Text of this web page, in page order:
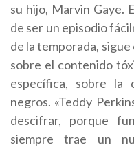
su hijo, Marvin Gaye.
de ser un episodio
de la temporada,
sobre el contenido
específica, sobre la
negros. «Teddy
descifrar, porque
siempre trae un